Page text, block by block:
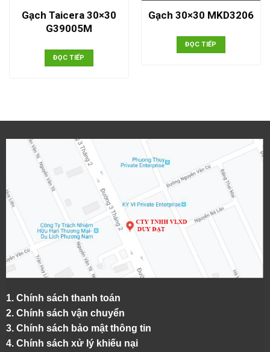
Gạch Taicera 30×30
G39005M
ĐỌC TIẾP
Gạch 30×30 MKD3206
ĐỌC TIẾP
1. Chính sách thanh toán
2. Chính sách vận chuyển
3. Chính sách bảo mật thông tin
4. Chính sách xử lý khiếu nại